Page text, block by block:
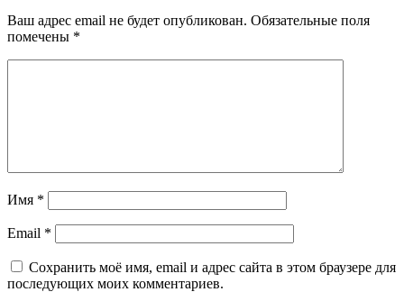
Ваш адрес email не будет опубликован. Обязательные поля
помечены *
Имя *
Email *
Сохранить моё имя, email и адрес сайта в этом браузере для
последующих моих комментариев.